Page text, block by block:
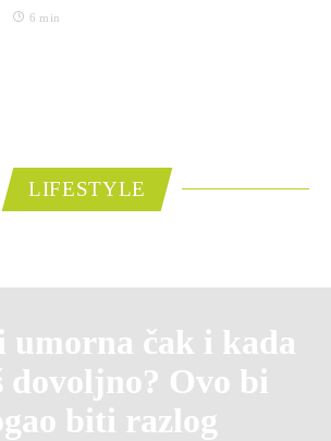
6 min
LIFESTYLE
umorna čak i kada
dovoljno? Ovo bi
biti razlog